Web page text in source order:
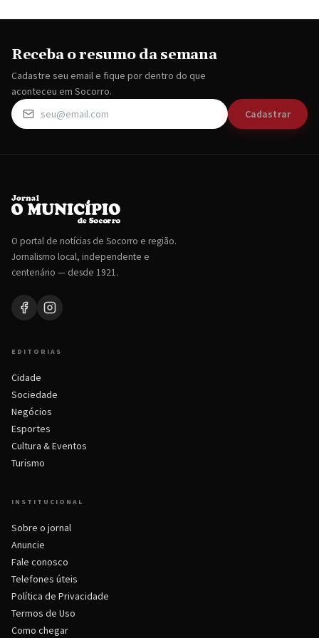
Receba o resumo da semana
Cadastre seu email e fique por dentro do que
aconteceu em Socorro.
Cadastrar
O portal de notícias de Socorro e região.
Jornalismo local, independente e
centenário — desde 1921.
EDITORIAS
Cidade
Sociedade
Negócios
Esportes
Cultura & Eventos
Turismo
INSTITUCIONAL
Sobre o jornal
Anuncie
Fale conosco
Telefones úteis
Política de Privacidade
Termos de Uso
Como chegar